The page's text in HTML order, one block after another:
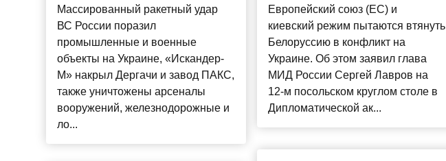
Массированный ракетный удар
ВС России поразил
промышленные и военные
объекты на Украине, «Искандер-
М» накрыл Дергачи и завод ПАКС,
также уничтожены арсеналы
вооружений, железнодорожные и
ло...
Европейский союз (ЕС) и
киевский режим пытаются втянуть
Белоруссию в конфликт на
Украине. Об этом заявил глава
МИД России Сергей Лавров на
12-м посольском круглом столе в
Дипломатической ак...